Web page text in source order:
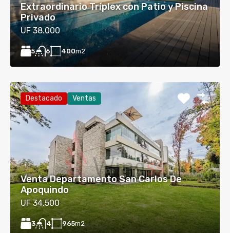
Extraordinario Tríplex con Patio y Piscina
Privado
UF 38.000
5 6 400m2
Destacado Ventas
Venta Departamento San Carlos De
Apoquindo
UF 34.500
3 4 965m2